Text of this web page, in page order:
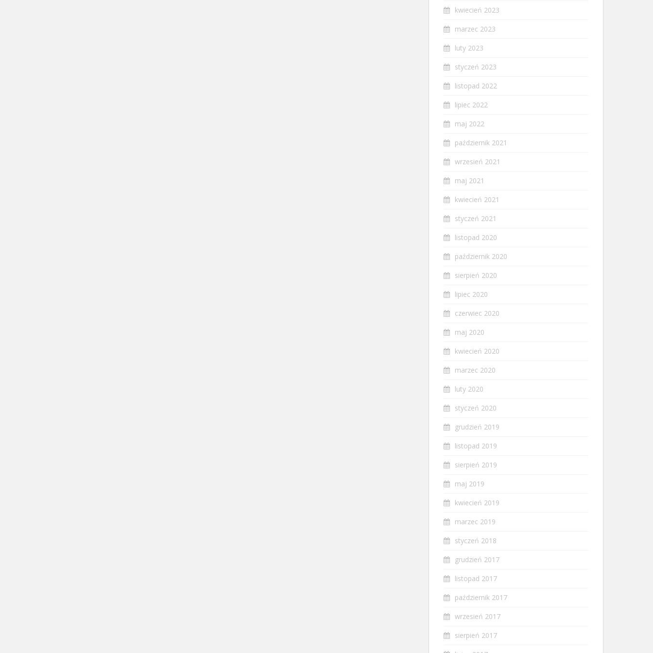
kwiecień 2023
marzec 2023
luty 2023
styczeń 2023
listopad 2022
lipiec 2022
maj 2022
październik 2021
wrzesień 2021
maj 2021
kwiecień 2021
styczeń 2021
listopad 2020
październik 2020
sierpień 2020
lipiec 2020
czerwiec 2020
maj 2020
kwiecień 2020
marzec 2020
luty 2020
styczeń 2020
grudzień 2019
listopad 2019
sierpień 2019
maj 2019
kwiecień 2019
marzec 2019
styczeń 2018
grudzień 2017
listopad 2017
październik 2017
wrzesień 2017
sierpień 2017